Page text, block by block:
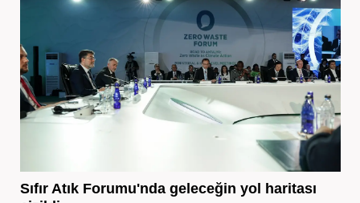
Sıfır Atık Forumu'nda geleceğin yol haritası